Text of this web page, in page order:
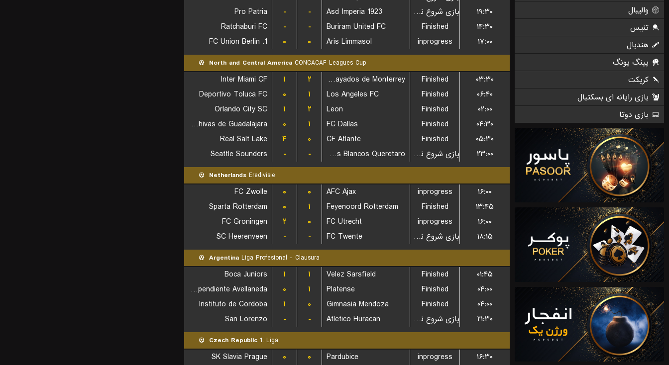
Pro Patria
- - Asd Imperia 1923 بازی شروع نشده است
۱۹:۳۰
Ratchaburi FC
- - Buriram United FC Finished
۱۴:۳۰
1. FC Union Berlin
۰ ۰ Aris Limmasol inprogress ۱۷:۰۰
North and Central America CONCACAF Leagues Cup
Inter Miami CF ۱ ۲ CF Rayados de Monterrey Finished
۰۳:۳۰
Deportivo Toluca FC
۰ ۱ Los Angeles FC Finished
۰۶:۴۰
Orlando City SC
۱ ۲ Leon Finished
۰۲:۰۰
CD Chivas de Guadalajara
۰ ۱ FC Dallas Finished
۰۴:۳۰
Real Salt Lake
۴ ۰ CF Atlante Finished
۰۵:۳۰
Seattle Sounders
- - Gallos Blancos Queretaro بازی شروع نشده است ۲۳:۰۰
Netherlands Eredivisie
FC Zwolle ۰ ۰ AFC Ajax inprogress
۱۶:۰۰
Sparta Rotterdam
۰ ۱ Feyenoord Rotterdam Finished
۱۳:۴۵
FC Groningen
۲ ۰ FC Utrecht inprogress
۱۶:۰۰
SC Heerenveen
- - FC Twente بازی شروع نشده است ۱۸:۱۵
Argentina Liga Profesional - Clausura
Boca Juniors ۱ ۱ Velez Sarsfield Finished
۰۱:۴۵
CA Independiente Avellaneda
۰ ۱ Platense Finished
۰۴:۰۰
Instituto de Cordoba
۱ ۰ Gimnasia Mendoza Finished
۰۴:۰۰
San Lorenzo
- - Atletico Huracan بازی شروع نشده است ۲۱:۳۰
Czech Republic 1. Liga
SK Slavia Prague ۰ ۰ Pardubice inprogress
۱۶:۳۰